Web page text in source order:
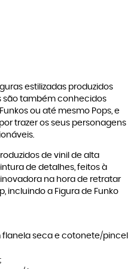
estilizadas produzidos
são também conhecidos
ou até mesmo Pops, e
trazer os seus personagens
de vinil de alta
de detalhes, feitos à
na hora de retratar
incluindo a Figura de Funko
seca e cotonete/pincel